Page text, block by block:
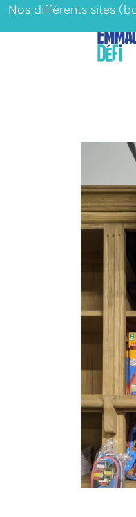
Nos différents sites